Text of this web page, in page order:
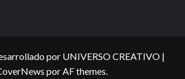
por UNIVERSO CREATIVO |
por AF themes.